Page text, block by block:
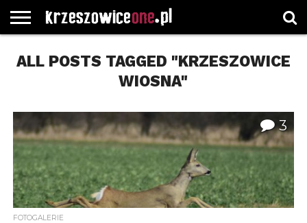
GŁÓWNA
WYBORY
SAMORZĄDOWE
WYBIERZ
KATEGORIE
ROZKŁADY
JAZDY
GREGORCZYK
WATCH
KONTAKT
ALL POSTS TAGGED "KRZESZOWICE
WIOSNA"
3
FOTOGALERIE